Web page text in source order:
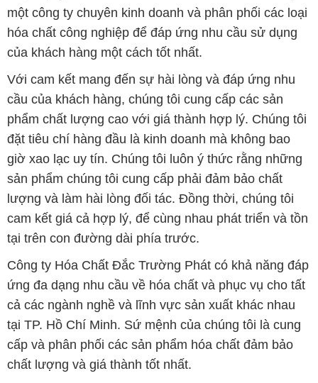
một công ty chuyên kinh doanh và phân phối các loại
hóa chất công nghiệp để đáp ứng nhu cầu sử dụng
của khách hàng một cách tốt nhất.
Với cam kết mang đến sự hài lòng và đáp ứng nhu
cầu của khách hàng, chúng tôi cung cấp các sản
phẩm chất lượng cao với giá thành hợp lý. Chúng tôi
đặt tiêu chí hàng đầu là kinh doanh mà không bao
giờ xao lạc uy tín. Chúng tôi luôn ý thức rằng những
sản phẩm chúng tôi cung cấp phải đảm bảo chất
lượng và làm hài lòng đối tác. Đồng thời, chúng tôi
cam kết giá cả hợp lý, để cùng nhau phát triển và tồn
tại trên con đường dài phía trước.
Công ty Hóa Chất Đắc Trường Phát có khả năng đáp
ứng đa dạng nhu cầu về hóa chất và phục vụ cho tất
cả các ngành nghề và lĩnh vực sản xuất khác nhau
tại TP. Hồ Chí Minh. Sứ mệnh của chúng tôi là cung
cấp và phân phối các sản phẩm hóa chất đảm bảo
chất lượng và giá thành tốt nhất.